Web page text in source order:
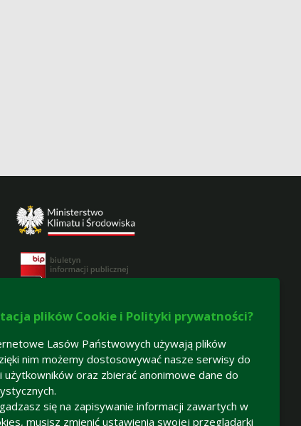
plików Cookie i Polityki prywatności?
Lasów Państwowych używają plików
nim możemy dostosowywać nasze serwisy do
oraz zbierać anonimowe dane do
się na zapisywanie informacji zawartych w
musisz zmienić ustawienia swojej przeglądarki